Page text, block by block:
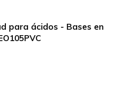
para ácidos - Bases en